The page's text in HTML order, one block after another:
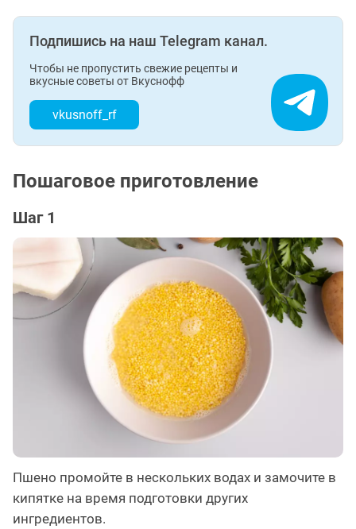
Подпишись на наш Telegram канал.
Чтобы не пропустить свежие рецепты и
вкусные советы от Вкуснофф
vkusnoff_rf
Пошаговое приготовление
Шаг 1
Пшено промойте в нескольких водах и замочите в
кипятке на время подготовки других
ингредиентов.